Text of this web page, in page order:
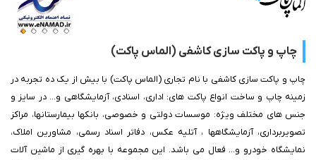
چاپ و پاکت سازی کاشفی (الماس پاکت)
چاپ و پاکت سازی کاشفی با نام تجاری (الماس پاکت) با بیش از یک ده تجربه در
زمینه چاپ و ساخت انواع پاکت های: اداری، اسنادی، آزمایشگاهی و... در سایز و
جنس های مختلف ویژه: موسسات دولتی و خصوصی، بانکها بیمارستانها، مراکز
تصویربرداری، آزمایشگاهها ، آتلیه عکس، دفاتر اسناد رسمی، مشاورین املاک،
نمایشگاه خودرو و... فعال می باشد. این مجموعه با بهره گیری از ماشین آلات